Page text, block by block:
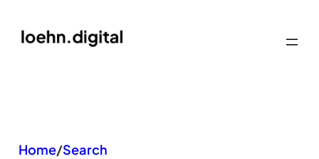
Inhalt
Home/Search